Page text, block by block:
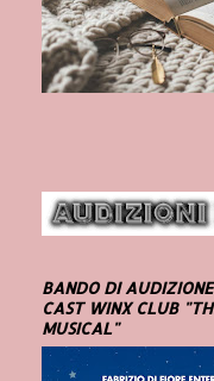
BANDO DI
CAST WINX CLUB
MUSICAL"